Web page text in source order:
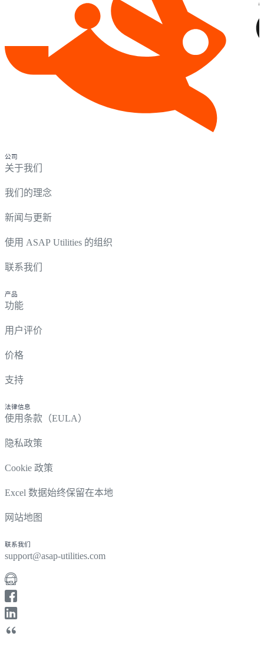
公司
关于我们
我们的理念
新闻与更新
使用 ASAP Utilities 的组织
联系我们
产品
功能
用户评价
价格
支持
法律信息
使用条款（EULA）
隐私政策
Cookie 政策
Excel 数据始终保留在本地
网站地图
联系我们
support@asap-utilities.com